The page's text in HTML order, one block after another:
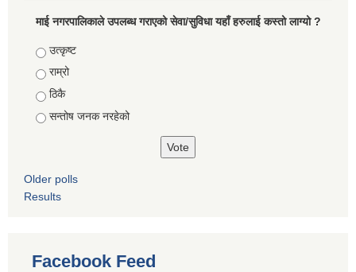
माई नगरपालिकाले उपलब्ध गराएको सेवा/सुविधा यहाँ हरुलाई कस्तो लाग्यो ?
Choices
उत्कृष्ट
राम्रो
ठिकै
सन्तोष जनक नरहेको
Older polls
Results
Facebook Feed